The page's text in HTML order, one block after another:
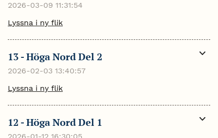
2026-03-09 11:31:54
Lyssna i ny flik
13 - Höga Nord Del 2
2026-02-03 13:40:57
Lyssna i ny flik
Visa
12 - Höga Nord Del 1
Visa